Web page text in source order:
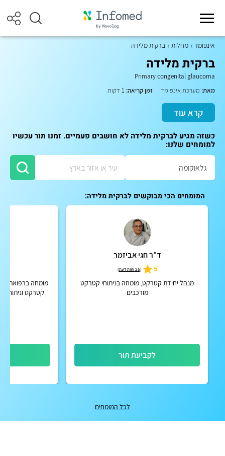
אינפומד מחלות ברקית מלידה
ברקית מלידה
Primary congenital glaucoma
מאת: מערכת אינפומד זמן קריאה:
קרא עוד
כשזה מגיע לברקית מלידה לא חושבים פעמיים. זמנו תור עכשיו
למומחים שלנו:
המומחים הכי מבוקשים לברקית מלידה:
ד"ר חגי אביזמר
5
(26 חוות דעת )
מנהל יחידת קטרקט, מומחה בניתוחי קטרקט
מורכבים
לקביעת תור
מומחה ברפואת
קטרקט וניתוחי
לכל המומחים